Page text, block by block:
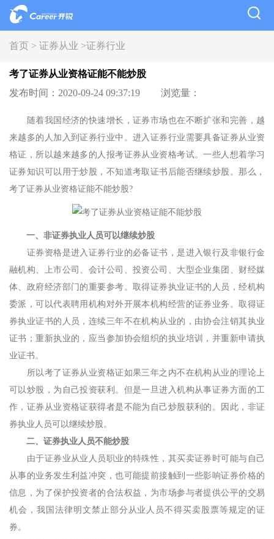
首页 > 证券从业 >证券行业
考了证券从业资格证能不能炒股
发布时间：2020-09-24 09:37:19
浏览量：
随着我国经济的快速增长，证券市场也在不断扩张和完善，越
来越多的人加入到证券行业中。进入证券行业需要具备证券从业资
格证，所以越来越多的人报考证券从业资格考试。一些人想着学习
证券知识可以用于炒股，不知道考取证书后能否继续炒股。那么，
考了证券从业资格证能不能炒股?
一、非证券执业人员可以继续炒股
证券资格是进入证券行业的必备证书，是进入银行及非银行金
融机构、上市公司、会计公司、投资公司、大型企业集团、财经媒
体、政府经济部门的重要参考。取得证券执业证书的人员，经机构
委派，可以代表聘用机构对外开展本机构经营的证券业务。取得证
券执业证书的人员，连续三年不在机构从业的，由协会注销其执业
证书；重新执业的，应当参加协会组织的执业培训，并重新申请执
业证书。
所以考了证券从业资格证如果三年之内不在机构从业的理论上
可以炒股，为自己投资获利。但是一旦进入机构从事证券方面的工
作，证券从业资格证获得者是不能为自己炒股获利的。因此，非证
券执业人员可以继续炒股。
二、证券执业人员不能炒股
由于证券业从业人员职业的特殊性，其买卖证券时可能与自己
从事的业务发生利益冲突，也可能提前接触到一些影响证券价格的
信息，为了保护投资者的合法权益，为市场参与者提供公平的交易
机会，我国法律明文禁止部分从业人员不得买卖股票等规定的证
券。